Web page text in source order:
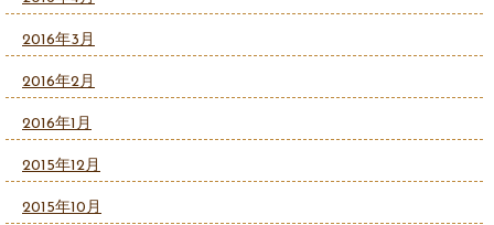
2016年3月
2016年2月
2016年1月
2015年12月
2015年10月